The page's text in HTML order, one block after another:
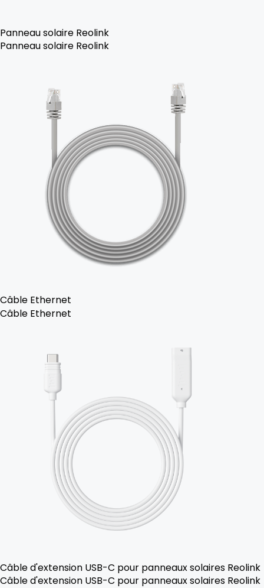
Panneau solaire Reolink
Panneau solaire Reolink
Câble Ethernet
Câble Ethernet
Câble d'extension USB-C pour panneaux solaires Reolink
Câble d'extension USB-C pour panneaux solaires Reolink